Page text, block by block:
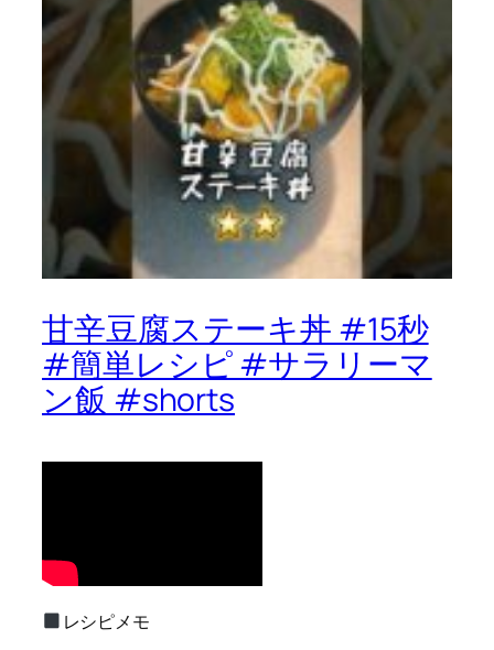
甘辛豆腐ステーキ丼 #15秒
#簡単レシピ #サラリーマ
ン飯 #shorts
レシピメモ